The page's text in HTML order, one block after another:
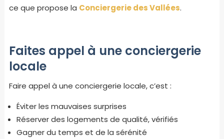
ce que propose la Conciergerie des Vallées.
Faites appel à une conciergerie
locale
Faire appel à une conciergerie locale, c’est :
Éviter les mauvaises surprises
Réserver des logements de qualité, vérifiés
Gagner du temps et de la sérénité